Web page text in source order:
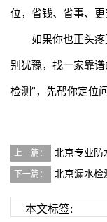
位，省钱、省事、更
如果你也正头疼
别犹豫，找一家靠
检测”，先帮你定位
上一篇： 北京专业
下一篇： 北京漏水
本文标签: